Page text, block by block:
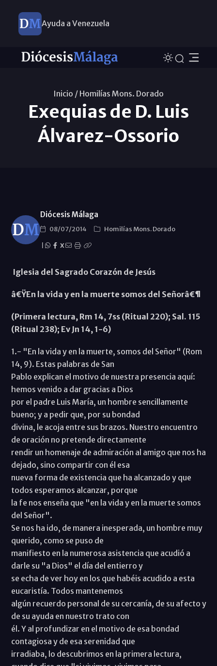
Ayuda a Venezuela
Inicio / Homilías Mons. Dorado
Exequias de D. Luis
Álvarez-Ossorio
Diócesis Málaga
08/07/2014
Homilías Mons. Dorado
X
Iglesia del Sagrado Corazón de Jesús
â€ŸEn la vida y en la muerte somos del Señorâ€¶
(Primera lectura, Rm 14, 7ss (Ritual 220); Sal. 115
(Ritual 238); Ev Jn 14, 1-6)
1.- "En la vida y en la muerte, somos del Señor" (Rom
14, 9). Estas palabras de San
Pablo explican el motivo de nuestra presencia aquí:
hemos venido a dar gracias a Dios
por el padre Luis María, un hombre sencillamente
bueno; y a pedir que, por su bondad
divina, le acoja entre sus brazos. Nuestro encuentro
de oración no pretende directamente
rendir un homenaje de admiración al amigo que nos ha
dejado, sino compartir con él esa
nueva forma de existencia que ha alcanzado y que
todos esperamos alcanzar, porque
la fe nos enseña que "en la vida y en la muerte somos
del Señor".
Se nos ha ido, de manera inesperada, un hombre muy
querido, como se puso de
manifiesto en la numerosa asistencia que acudió a
darle su "a Dios" el día del entierro y
se echa de ver hoy en los que habéis acudido a esta
eucaristía. Todos mantenemos
algún recuerdo personal de su cercanía, de su afecto y
de su ayuda en nuestro trato con
él. Y al profundizar en el motivo de esa bondad
contagiosa y de esa serenidad que
irradiaba, lo descubrimos en la primera lectura,